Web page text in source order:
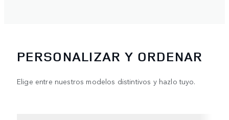
PERSONALIZAR Y ORDENAR
Elige entre nuestros modelos distintivos y hazlo tuyo.